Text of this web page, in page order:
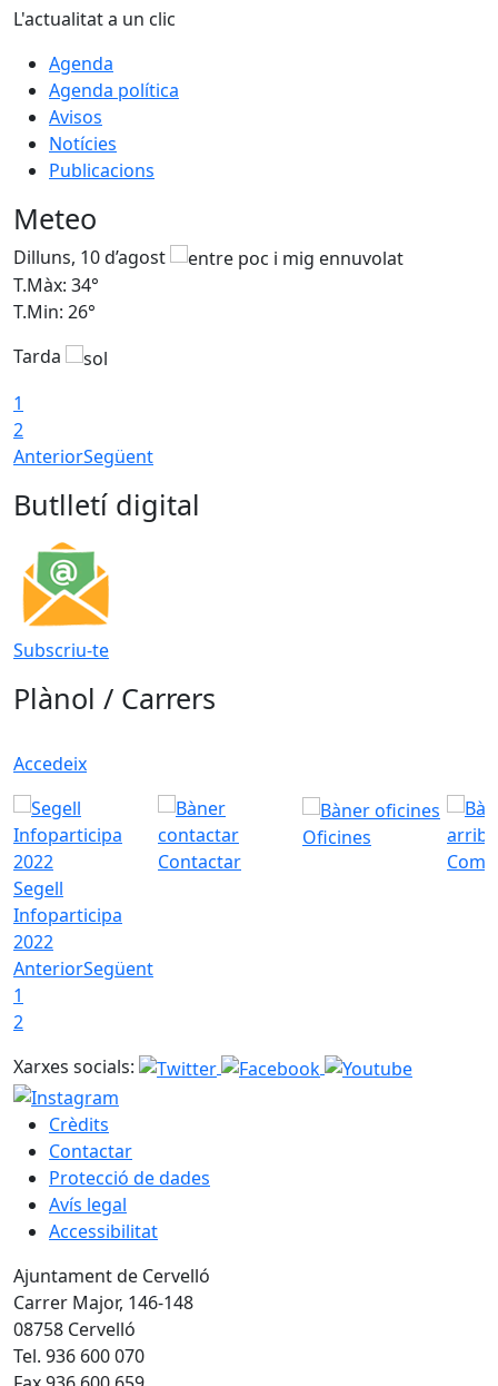
L'actualitat a un clic
Agenda
Agenda política
Avisos
Notícies
Publicacions
Meteo
Dilluns, 10 d’agost
T.Màx: 34°
T.Min: 26°
Tarda
1
2
AnteriorSegüent
Butlletí digital
Subscriu-te
Plànol / Carrers
Accedeix
Segell
Infoparticipa
2022
Contactar
Oficines
Com
AnteriorSegüent
1
2
Xarxes socials:
Crèdits
Contactar
Protecció de dades
Avís legal
Accessibilitat
Ajuntament de Cervelló
Carrer Major, 146-148
08758 Cervelló
Tel. 936 600 070